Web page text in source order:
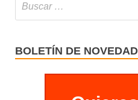
BOLETÍN DE